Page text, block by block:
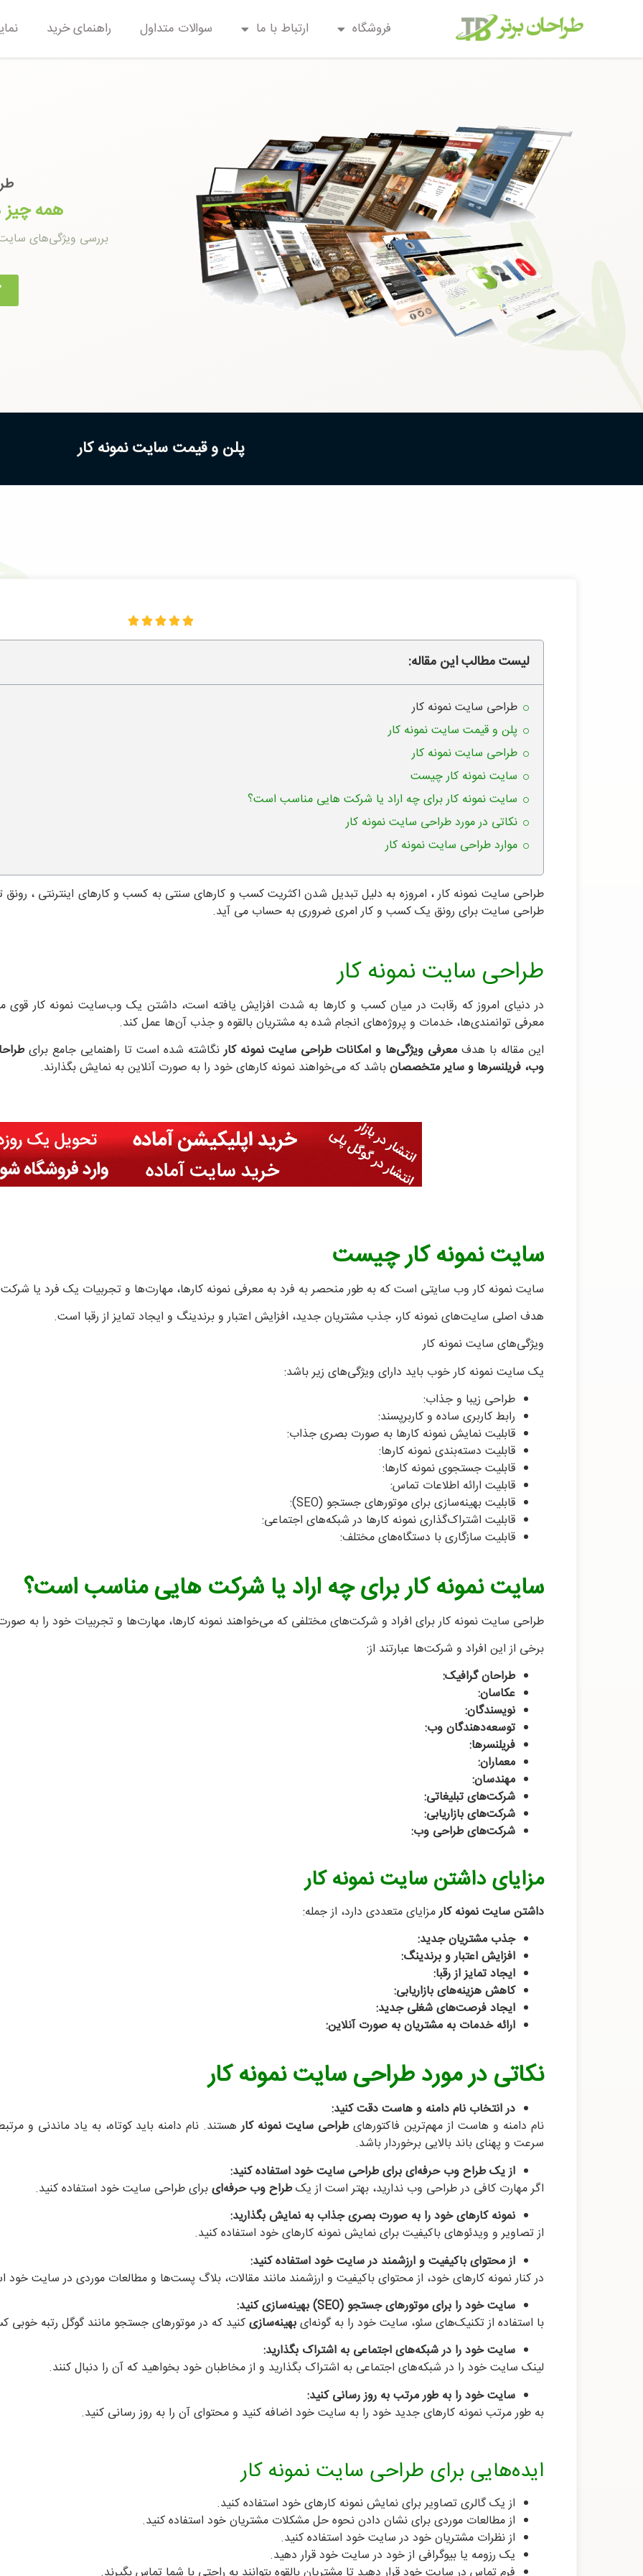
فروشگاه ارتباط با ما سوالات متداول راهنمای خرید
همه چیز
بررسی ویژگی‌های سایت
پلن و قیمت سایت نمونه کار





لیست مطالب این مقاله:
طراحی سایت نمونه کار
پلن و قیمت سایت نمونه کار
طراحی سایت نمونه کار
سایت نمونه کار چیست
سایت نمونه کار برای چه اراد یا شرکت هایی مناسب است؟
نکاتی در مورد طراحی سایت نمونه کار
موارد طراحی سایت نمونه کار
طراحی سایت نمونه کار ، امروزه به دلیل تبدیل شدن اکثریت کسب و کارهای سنتی به کسب و کارهای اینترنتی ،
طراحی سایت برای رونق یک کسب و کار امری ضروری به حساب می آید.
طراحی سایت نمونه کار
در دنیای امروز که رقابت در میان کسب و کارها به شدت افزایش یافته است، داشتن یک وب‌سایت نمونه کار قوی
معرفی توانمندی‌ها، خدمات و پروژه‌های انجام شده به مشتریان بالقوه و جذب آن‌ها عمل کند.
این مقاله با هدف معرفی ویژگی‌ها و امکانات طراحی سایت نمونه کارنگاشته شده است تا راهنمایی جامع برای
وب، فریلنسرها و سایر متخصصانباشد که می‌خواهند نمونه کارهای خود را به صورت آنلاین به نمایش بگذارند.
سایت نمونه کار چیست
سایت نمونه کار وب‌ سایتی است که به طور منحصر به فرد به معرفی نمونه کارها، مهارت‌ها و تجربیات یک فرد یا
هدف اصلی سایت‌های نمونه کار، جذب مشتریان جدید، افزایش اعتبار و برندینگ و ایجاد تمایز از رقبا است.
ویژگی‌های سایت نمونه کار
یک سایت نمونه کار خوب باید دارای ویژگی‌های زیر باشد:
طراحی زیبا و جذاب:
رابط کاربری ساده و کاربرپسند:
قابلیت نمایش نمونه کارها به صورت بصری جذاب:
قابلیت دسته‌بندی نمونه کارها:
قابلیت جستجوی نمونه کارها:
قابلیت ارائه اطلاعات تماس:
قابلیت بهینه‌سازی برای موتورهای جستجو (SEO):
قابلیت اشتراک‌گذاری نمونه کارها در شبکه‌های اجتماعی:
قابلیت سازگاری با دستگاه‌های مختلف:
سایت نمونه کار برای چه اراد یا شرکت هایی مناسب است؟
طراحی سایت نمونه کار برای افراد و شرکت‌های مختلفی که می‌خواهند نمونه کارها، مهارت‌ها و تجربیات خود را به
برخی از این افراد و شرکت‌ها عبارتند از:
طراحان گرافیک:
عکاسان:
نویسندگان:
توسعه‌دهندگان وب:
فریلنسرها:
معماران:
مهندسان:
شرکت‌های تبلیغاتی:
شرکت‌های بازاریابی:
شرکت‌های طراحی وب:
مزایای داشتن سایت نمونه کار
داشتن سایت نمونه کارمزایای متعددی دارد، از جمله:
جذب مشتریان جدید:
افزایش اعتبار و برندینگ:
ایجاد تمایز از رقبا:
کاهش هزینه‌های بازاریابی:
ایجاد فرصت‌های شغلی جدید:
ارائه خدمات به مشتریان به صورت آنلاین:
نکاتی در مورد طراحی سایت نمونه کار
در انتخاب نام دامنه و هاست دقت کنید:
نام دامنه و هاست از مهم‌ترین فاکتورهایطراحی سایت نمونه کارهستند. نام دامنه باید کوتاه، به یاد ماندنی و
سرعت و پهنای باند بالایی برخوردار باشد.
از یک طراح وب حرفه‌ای برای طراحی سایت خود استفاده کنید:
اگر مهارت کافی در طراحی وب ندارید، بهتر است از یکطراح وب حرفه‌ایبرای طراحی سایت خود استفاده کنید.
نمونه کارهای خود را به صورت بصری جذاب به نمایش بگذارید:
از تصاویر و ویدئوهای باکیفیت برای نمایش نمونه کارهای خود استفاده کنید.
از محتوای باکیفیت و ارزشمند در سایت خود استفاده کنید:
در کنار نمونه کارهای خود، از محتوای باکیفیت و ارزشمند مانند مقالات، بلاگ پست‌ها و مطالعات موردی در سایت خود
سایت خود را برای موتورهای جستجو (SEO) بهینه‌سازی کنید:
با استفاده از تکنیک‌های سئو، سایت خود را به گونه‌ایبهینه‌سازیکنید که در موتورهای جستجو مانند گوگل رتبه خوبی
سایت خود را در شبکه‌های اجتماعی به اشتراک بگذارید:
لینک سایت خود را در شبکه‌های اجتماعی به اشتراک بگذارید و از مخاطبان خود بخواهید که آن را دنبال کنند.
سایت خود را به طور مرتب به روز رسانی کنید:
به طور مرتب نمونه کارهای جدید خود را به سایت خود اضافه کنید و محتوای آن را به روز رسانی کنید.
ایده‌هایی برای طراحی سایت نمونه کار
از یک گالری تصاویر برای نمایش نمونه کارهای خود استفاده کنید.
از مطالعات موردی برای نشان دادن نحوه حل مشکلات مشتریان خود استفاده کنید.
از نظرات مشتریان خود در سایت خود استفاده کنید.
یک رزومه یا بیوگرافی از خود در سایت خود قرار دهید.